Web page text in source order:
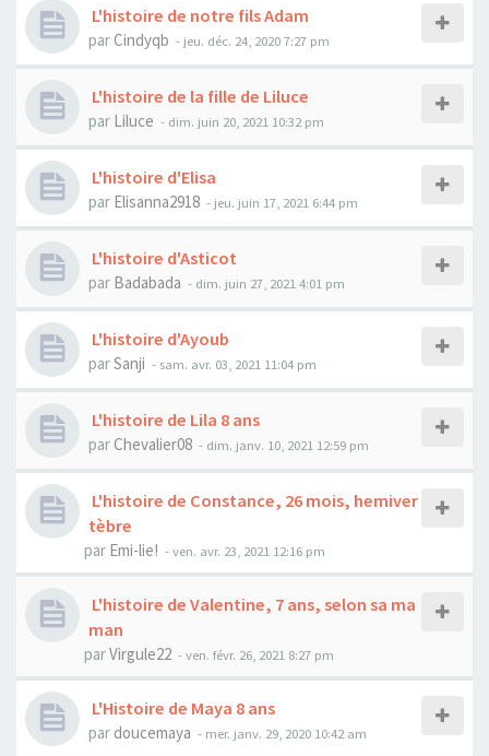
L'histoire de notre fils Adam
parCindyqb - jeu. déc. 24, 2020 7:27 pm
L'histoire de la fille de Liluce
par Liluce - dim. juin 20, 2021 10:32 pm
L'histoire d'Elisa
par Elisanna2918 - jeu. juin 17, 2021 6:44 pm
L'histoire d'Asticot
par Badabada - dim. juin 27, 2021 4:01 pm
L'histoire d'Ayoub
parSanji - sam. avr. 03, 2021 11:04 pm
L'histoire de Lila 8 ans
par Chevalier08 - dim. janv. 10, 2021 12:59 pm
L'histoire de Constance, 26 mois, hemiver
tèbre
par Emi-lie! - ven. avr. 23, 2021 12:16 pm
L'histoire de Valentine, 7 ans, selon sa ma
man
parVirgule22 - ven. févr. 26, 2021 8:27 pm
L'Histoire de Maya 8 ans
par doucemaya - mer. janv. 29, 2020 10:42 am